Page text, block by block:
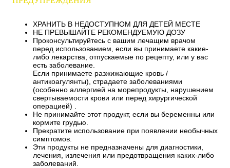
ХРАНИТЬ В НЕДОСТУПНОМ ДЛЯ ДЕТЕЙ МЕСТЕ
НЕ ПРЕВЫШАЙТЕ РЕКОМЕНДУЕМУЮ ДОЗУ
Проконсультируйтесь с вашим лечащим врачом
перед использованием, если вы принимаете какие-
либо лекарства, отпускаемые по рецепту, или у вас
есть заболевание.
Если принимаете разжижающие кровь /
антикоагулянты), страдаете заболеваниями
(особенно аллергией на морепродукты, нарушением
свертываемости крови или перед хирургической
операцией) .
Не принимайте этот продукт, если вы беременны или
кормите грудью.
Прекратите использование при появлении необычных
симптомов.
Эти продукты не предназначены для диагностики,
лечения, излечения или предотвращения каких-либо
заболеваний.